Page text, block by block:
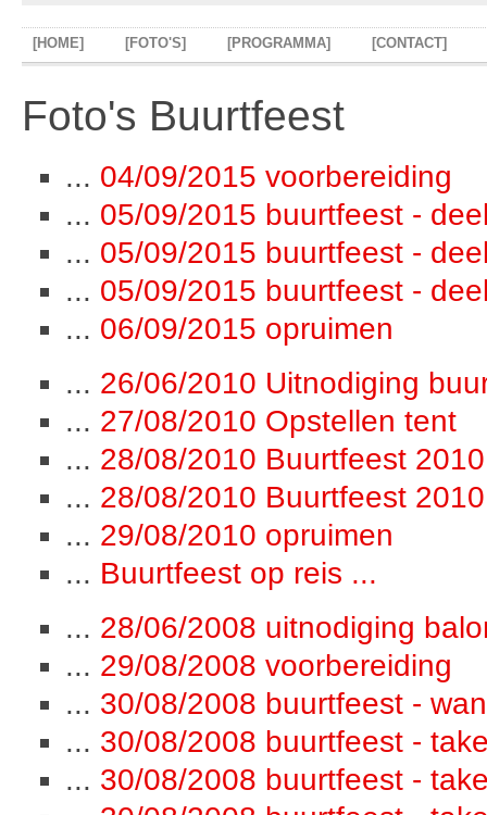
[HOME] [FOTO'S] [PROGRAMMA] [CONTACT]
Foto's Buurtfeest
... 04/09/2015 voorbereiding
... 05/09/2015 buurtfeest -
... 05/09/2015 buurtfeest -
... 05/09/2015 buurtfeest -
... 06/09/2015 opruimen
... 26/06/2010 Uitnodiging
... 27/08/2010 Opstellen tent
... 28/08/2010 Buurtfeest
... 28/08/2010 Buurtfeest
... 29/08/2010 opruimen
... Buurtfeest op reis ...
... 28/06/2008 uitnodiging
... 29/08/2008 voorbereiding
... 30/08/2008 buurtfeest -
... 30/08/2008 buurtfeest -
... 30/08/2008 buurtfeest -